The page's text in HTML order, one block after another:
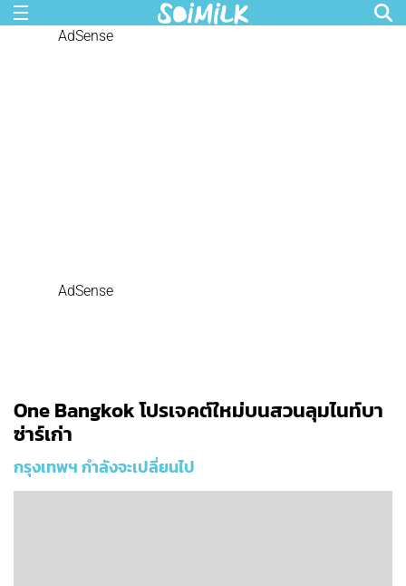
AdSense
AdSense
One Bangkok โปรเจคต์ใหม่บนสวนลุมไนท์บา
ซ่าร์เก่า
กรุงเทพฯ กำลังจะเปลี่ยนไป